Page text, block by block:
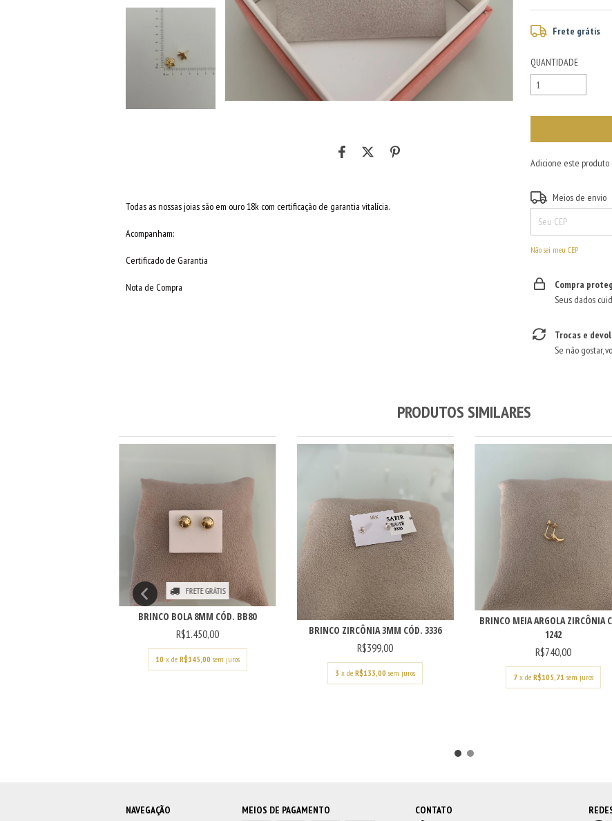
Todas as nossas joias são em ouro 18k com certificação de garantia vitalícia.
Acompanham:
Certificado de Garantia
Nota de Compra
Frete grátis
QUANTIDADE
Adicione este produto
Entregas para o CEP:
Meios de envio
Não sei meu CEP
Compra
Seus dados
Trocas e
Se não gostar,
PRODUTOS SIMILARES
FRETE GRÁTIS
BRINCO BOLA 8MM CÓD. BB80
R$1.450,00
10 x de R$145,00 sem juros
BRINCO ZIRCÔNIA 3MM CÓD. 3336
R$399,00
3 x deR$133,00 sem juros
BRINCO MEIA ARGOLA ZIRCÔNIA
1242
R$740,00
7 x de R$105,71 sem juros
NAVEGAÇÃO MEIOS DE PAGAMENTO CONTATO